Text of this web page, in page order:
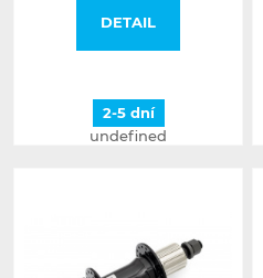
DETAIL
2-5 dní
undefined